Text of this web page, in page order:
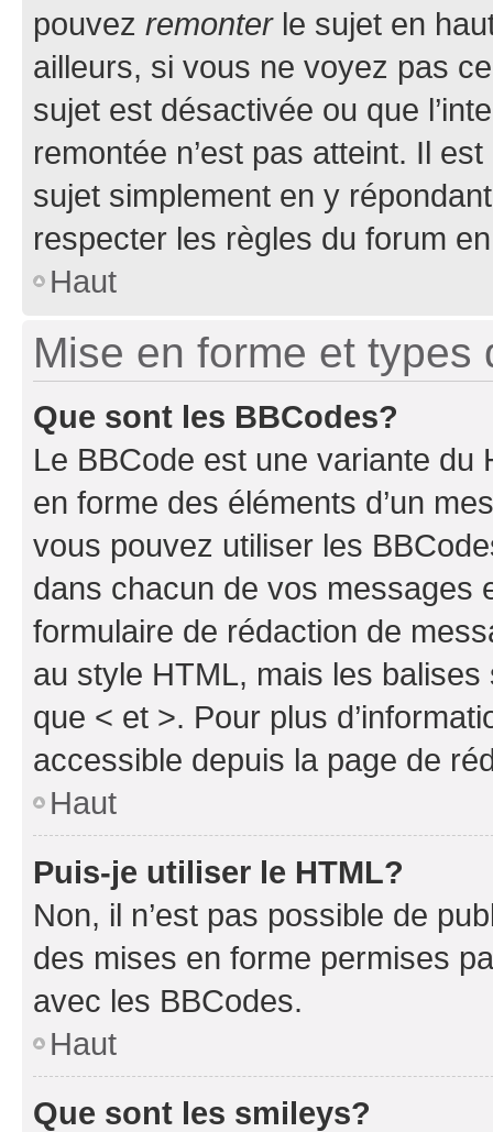
pouvez remonterle sujet en
ailleurs, si vous ne voyez pas
sujet est désactivée ou que
remontée n’est pas atteint. Il
sujet simplement en y
respecter les règles du forum
Haut
Mise en forme et types
Que sont les BBCodes?
Le BBCode est une variante du
en forme des éléments d’un
vous pouvez utiliser les
dans chacun de vos messages
formulaire de rédaction de
au style HTML, mais les
que < et >. Pour plus
accessible depuis la page de
Haut
Puis-je utiliser le HTML?
Non, il n’est pas possible de
des mises en forme permises
avec les BBCodes.
Haut
Que sont les smileys?